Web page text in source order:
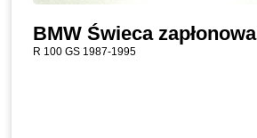
BMW Świeca zapłonowa
R 100 GS 1987-1995